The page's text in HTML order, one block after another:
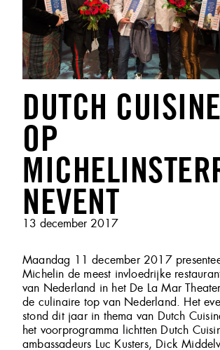
DUTCH CUISINE
OP
NEVENT
Geplaatst
13 december 2017
Maandag 11 december 2017
Michelin de meest invloedrijke
van Nederland in het De La Mar
de culinaire top van Nederland. Het
stond dit jaar in thema van Dutch
het voorprogramma lichtten Dutch
ambassadeurs Luc Kusters, Dick